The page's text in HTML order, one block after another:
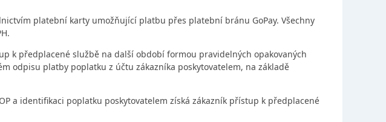
platební karty umožňující platbu přes platební bránu GoPay. Všechny
k předplacené službě na další období formou pravidelných opakovaných
odpisu platby poplatku z účtu zákazníka poskytovatelem, na základě
a identifikaci poplatku poskytovatelem získá zákazník přístup k předplacené